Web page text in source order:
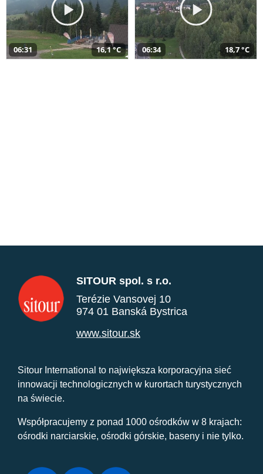
06:31 16,1 °C 06:34 18,7 °C
SITOUR spol. s r.o.
Terézie Vansovej 10
974 01 Banská Bystrica
www.sitour.sk
Sitour International to największa korporacyjna sieć
innowacji technologicznych w kurortach turystycznych
na świecie.
Współpracujemy z ponad 1000 ośrodków w 8 krajach:
ośrodki narciarskie, ośrodki górskie, baseny i nie tylko.